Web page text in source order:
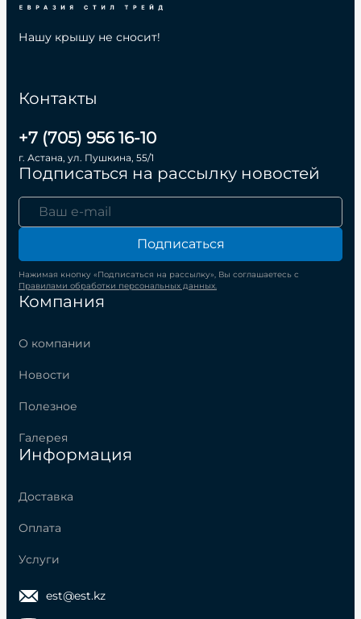
Компания
О компании
Новости
Полезное
Галерея
Информация
Доставка
Оплата
Услуги
Контакты
+7 (705) 956 16-10
г. Астана, ул. Пушкина, 55/1
Подписаться на рассылку новостей
Подписаться
Нажимая кнопку «Подписаться на рассылку», Вы соглашаетесь с
Правилами обработки персональных данных.
Нашу крышу не сносит!
est@est.kz